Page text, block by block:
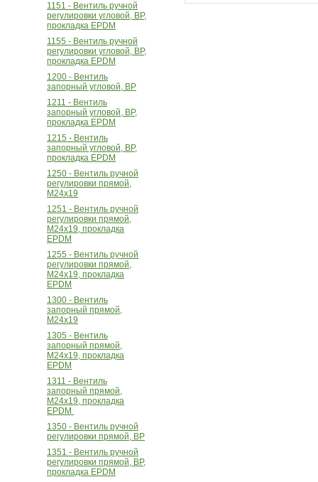
1151 - Вентиль ручной
регулировки угловой, ВР,
прокладка EPDM
1155 - Вентиль ручной
регулировки угловой, ВР,
прокладка EPDM
1200 - Вентиль
запорный угловой, ВР
1211 - Вентиль
запорный угловой, ВР,
прокладка EPDM
1215 - Вентиль
запорный угловой, ВР,
прокладка EPDM
1250 - Вентиль ручной
регулировки прямой,
М24х19
1251 - Вентиль ручной
регулировки прямой,
М24х19, прокладка
EPDM
1255 - Вентиль ручной
регулировки прямой,
М24х19, прокладка
EPDM
1300 - Вентиль
запорный прямой,
М24х19
1305 - Вентиль
запорный прямой,
М24х19, прокладка
EPDM
1311 - Вентиль
запорный прямой,
М24х19, прокладка
EPDM
1350 - Вентиль ручной
регулировки прямой, ВР
1351 - Вентиль ручной
регулировки прямой, ВР,
прокладка EPDM